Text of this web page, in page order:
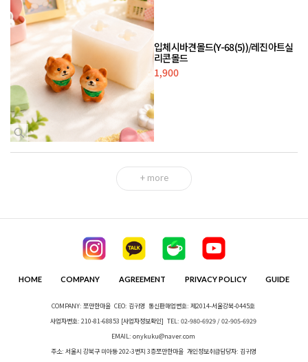
입체시바견몰드(Y-68(5))/레진아트실
리콘몰드
1,900
+ more
HOME COMPANY AGREEMENT PRIVACY POLICY GUIDE
COMPANY: 쪼만한마을 CEO: 김귀영 통신판매업번호: 제2014-서울강북-0445호
사업자번호: 210-81-68853 [사업자정보확인] TEL: 02-980-6929 / 02-905-6929
EMAIL: onykuku@naver.com
주소: 서울시 강북구 미아동 202-3번지 3층쪼만한마을 개인정보취급담당자: 김귀영